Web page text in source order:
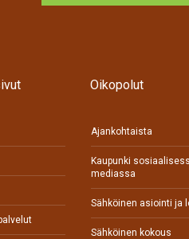
Oikopolut
Ajankohtaista
Kaupunki
mediassa
Sähköinen asiointi ja
Sähköinen kokous